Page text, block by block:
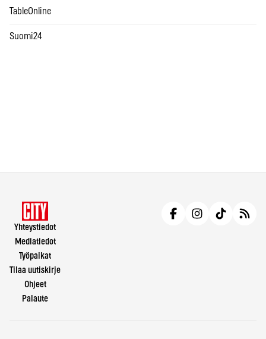
TableOnline
Suomi24
Yhteystiedot
Mediatiedot
Työpaikat
Tilaa uutiskirje
Ohjeet
Palaute